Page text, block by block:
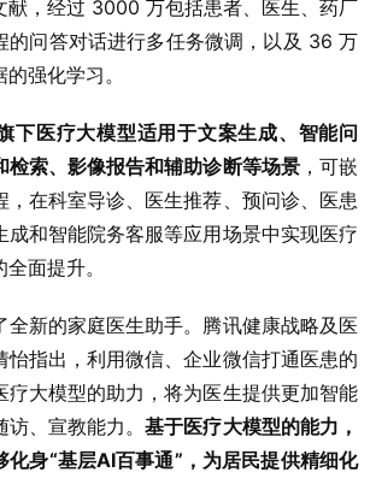
献，经过 3000 万包括患者、医生、药厂
的问答对话进行多任务微调，以及 36 万
强化学习。
下医疗大模型适用于文案生成、智能问
检索、影像报告和辅助诊断等场景，可嵌
，在科室导诊、医生推荐、预问诊、医患
成和智能院务客服等应用场景中实现医疗
面提升。
全新的家庭医生助手。腾讯健康战略及医
怡指出，利用微信、企业微信打通医患的
疗大模型的助力，将为医生提供更加智能
访、宣教能力。基于医疗大模型的能力，
化身“基层AI百事通”，为居民提供精细化